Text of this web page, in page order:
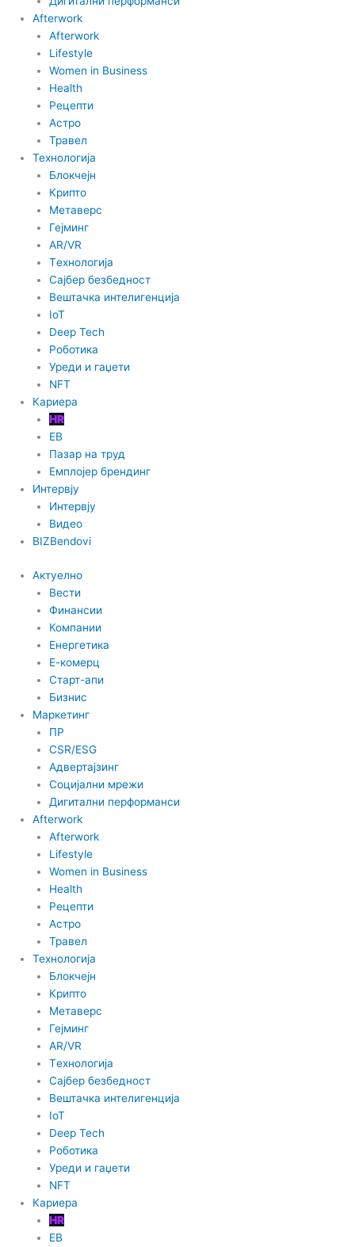
i
c
Afterwork
Afterwork
Lifestyle
Women in Business
Health
Рецепти
Астро
Травел
Технологија
Блокчејн
Крипто
Метаверс
Гејминг
AR/VR
Tехнологија
Сајбер безбедност
Вештачка интелигенција
IoT
Deep Tech
Роботика
Уреди и гаџети
NFT
Кариера
HR
EB
Пазар на труд
Емплојер брендинг
Интервју
Интервју
Видео
BIZBendovi
Актуелно
Вести
Финансии
Компании
Енергетика
Е-комерц
Старт-апи
Бизнис
Маркетинг
ПР
CSR/ESG
Адвертајзинг
Социјални мрежи
Дигитални перформанси
Afterwork
Afterwork
Lifestyle
Women in Business
Health
Рецепти
Астро
Травел
Технологија
Блокчејн
Крипто
Метаверс
Гејминг
AR/VR
Tехнологија
Сајбер безбедност
Вештачка интелигенција
IoT
Deep Tech
Роботика
Уреди и гаџети
NFT
Кариера
HR
EB